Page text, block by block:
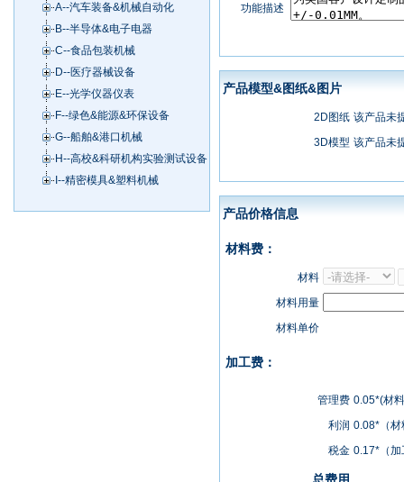
A--汽车装备&机械自动化
B--半导体&电子电器
C--食品包装机械
D--医疗器械设备
E--光学仪器仪表
F--绿色&能源&环保设备
G--船舶&港口机械
H--高校&科研机构实验测试设备
I--精密模具&塑料机械
功能描述
产品模型&图纸&图片
2D图纸 该产品未
3D模型 该产品未
产品价格信息
材料费：
材料
材料用量
材料单价
加工费：
管理费 0.05*(材
利润 0.08*（材
税金 0.17*（加